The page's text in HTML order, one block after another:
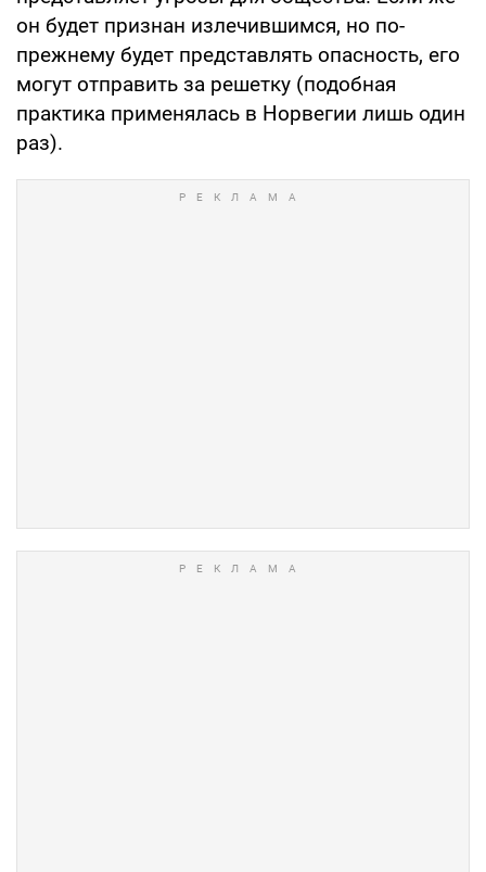
он будет признан излечившимся, но по-
прежнему будет представлять опасность, его
могут отправить за решетку (подобная
практика применялась в Норвегии лишь один
раз).